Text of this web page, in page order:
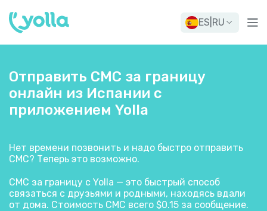
ES RU
Отправить СМС за границу
онлайн из Испании с
приложением Yolla
Нет времени позвонить и надо быстро отправить
СМС? Теперь это возможно.
СМС за границу с Yolla — это быстрый способ
связаться с друзьями и родными, находясь вдали
от дома. Стоимость СМС всего $0.15 за сообщение.